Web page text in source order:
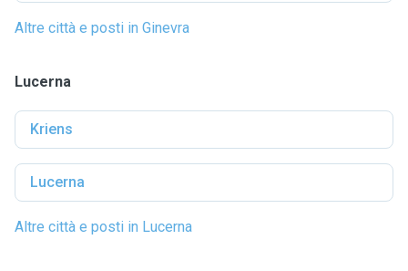
Altre città e posti in Ginevra
Lucerna
Kriens
Lucerna
Altre città e posti in Lucerna